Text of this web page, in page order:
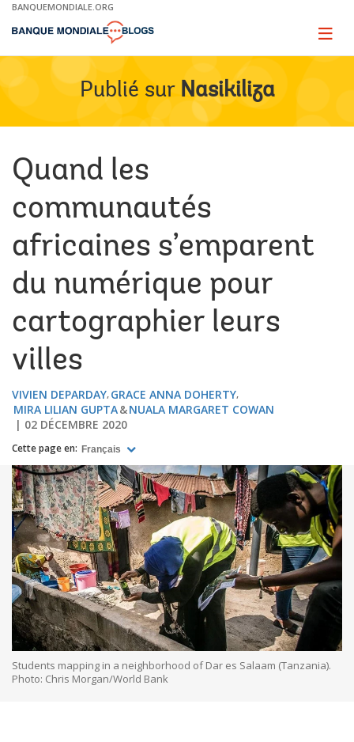
Skip
Main
BANQUEMONDIALE.ORG
Page
Publié sur Nasikiliza
Quand les
communautés
africaines s’emparent
du numérique pour
cartographier leurs
villes
VIVIEN DEPARDAY GRACE ANNA DOHERTY
MIRA LILIAN GUPTA
NUALA MARGARET COWAN
02 DÉCEMBRE 2020
Cette page en: Français
Students mapping in a neighborhood of Dar es Salaam (Tanzania).
Photo: Chris Morgan/World Bank